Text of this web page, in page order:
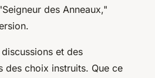
des Anneaux,"
et des
des choix instruits. Que ce